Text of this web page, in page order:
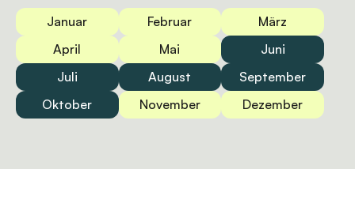
Januar Februar
März
April
Mai
Juni
Juli
August
September
Oktober
November Dezember